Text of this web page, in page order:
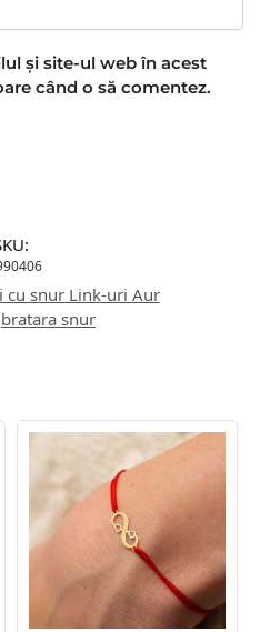
și site-ul web în acest
când o să comentez.
cu snur Link-uri Aur
bratara snur